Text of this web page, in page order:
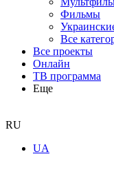
Фильмы
Все
Все проекты
Онлайн
ТВ программа
Еще
RU
UA